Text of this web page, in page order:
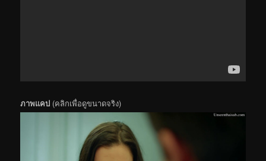
ภาพแคป (คลิกเพื่อดูขนาดจริง)